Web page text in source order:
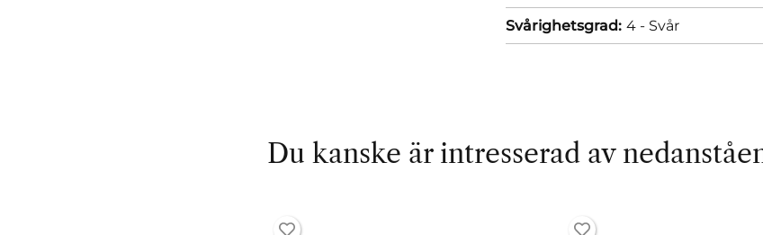
Svårighetsgrad: 4 - Svår
Du kanske är intresserad av